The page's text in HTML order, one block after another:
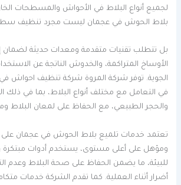
لجميع أنواع البلاط في الأحواش والمسطحات
بلاط الحوش في عجمان ليست مجرد تنظيف
بل تتطلب تقنيات متقدمة ومعدات حديثة لضمان
الأوساخ المتراكمة، والخدوش الناتجة عن
الجوية. توفر شركة المروة شركة تنظيف احواش
في التعامل مع مختلف أنواع البلاط، بما في ذلك
والحجر الطبيعي، مع الحفاظ على لمعان البلاط
تعتمد خدمات تلميع بلاط الحوش في عجمان
ومؤهل على أعلى مستوى، يستخدم أدوات مبتكرة
للبيئة، ما يضمن الحفاظ على صحة البلاط وعدم
أضرار أثناء العملية. كما تقدم الشركة خدمات